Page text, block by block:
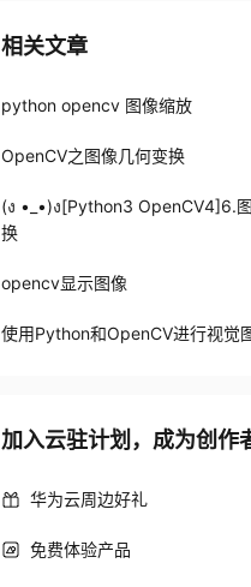
相关文章
python opencv 图像缩放
OpenCV之图像几何变换
(ง •_•)ง[Python3 OpenCV4]6.
换
opencv显示图像
使用Python和OpenCV进行视觉
加入云驻计划，成为创作
华为云周边好礼
免费体验产品